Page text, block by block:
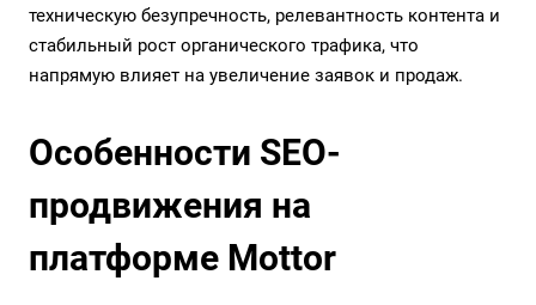
техническую безупречность, релевантность контента и
стабильный рост органического трафика, что
напрямую влияет на увеличение заявок и продаж.
Особенности SEO-
продвижения на
платформе Mottor